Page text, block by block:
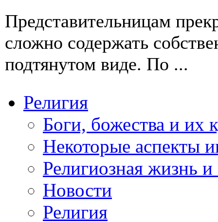
Представительницам
сложно содержать
подтянутом виде. По ...
Религия
Боги, божества и их
Некоторые аспекты
Религиозная жизнь
Новости
Религия